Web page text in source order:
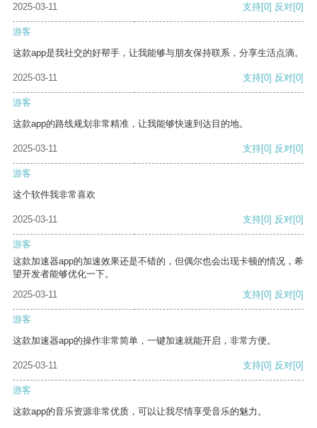
2025-03-11
支持[0] 反对[0]
游客
这款app是我社交的好帮手，让我能够与朋友保持联系，分享生活点滴。
2025-03-11 支持[0] 反对[0]
游客
这款app的路线规划非常精准，让我能够快速到达目的地。
2025-03-11 支持[0] 反对[0]
游客
这个软件我非常喜欢
2025-03-11 支持[0] 反对[0]
游客
这款加速器app的加速效果还是不错的，但偶尔也会出现卡顿的情况，希
望开发者能够优化一下。
2025-03-11
支持[0] 反对[0]
游客
这款加速器app的操作非常简单，一键加速就能开启，非常方便。
2025-03-11 支持[0] 反对[0]
游客
这款app的音乐资源非常优质，可以让我尽情享受音乐的魅力。